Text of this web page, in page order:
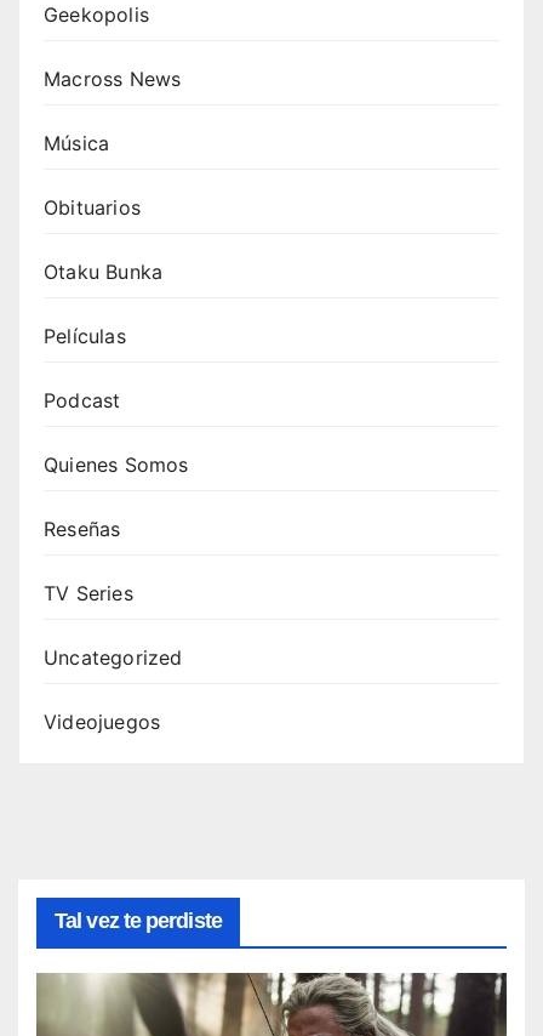
Geekopolis
Macross News
Música
Obituarios
Otaku Bunka
Películas
Podcast
Quienes Somos
Reseñas
TV Series
Uncategorized
Videojuegos
Tal vez te perdiste